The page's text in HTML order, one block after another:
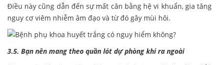
Điều này cũng dẫn đến sự mất cân bằng hệ vi khuẩn, gia tăng
nguy cơ viêm nhiễm âm đạo và từ đó gây mùi hôi.
3.5. Bạn nên mang theo quần lót dự phòng khi ra ngoài